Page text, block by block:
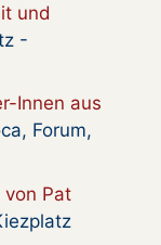
und
-
Innen aus
Forum,
von Pat